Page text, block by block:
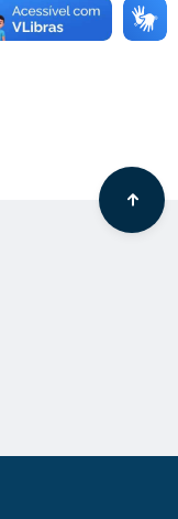
no Brasil